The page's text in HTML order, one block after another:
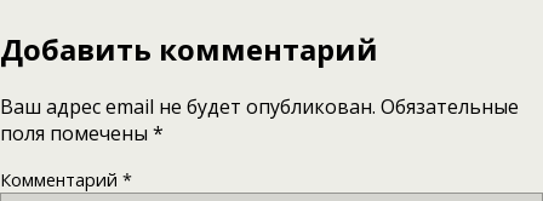
Добавить комментарий
Ваш адрес email не будет опубликован. Обязательные
поля помечены *
Комментарий *